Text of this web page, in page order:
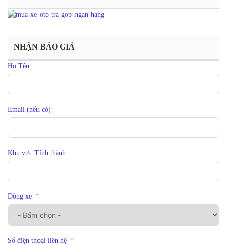
NHẬN BÁO GIÁ
Họ Tên
Email (nếu có)
Khu vực Tỉnh thành
Dòng xe
Số điện thoại liên hệ